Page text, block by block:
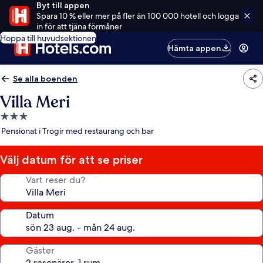
Byt till appen
Spara 10 % eller mer på fler än 100 000 hotell och logga
in för att tjäna förmåner
Hoppa till huvudsektionen
Hämta appen
Se alla boenden
Villa Meri
3.0-
stjärnigt
Pensionat i Trogir med restaurang och bar
Välj datum för att se priser
Vart reser du?
Datum
Gäster